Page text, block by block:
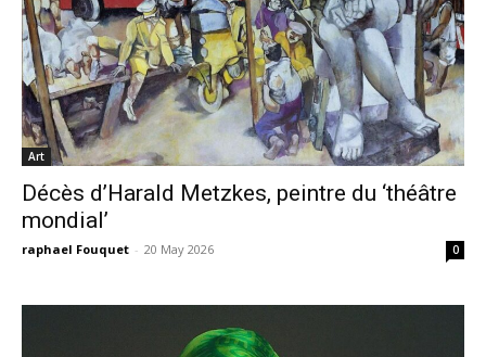
Art
Décès d’Harald Metzkes, peintre du ‘théâtre
mondial’
raphael Fouquet - 20 May 2026 0